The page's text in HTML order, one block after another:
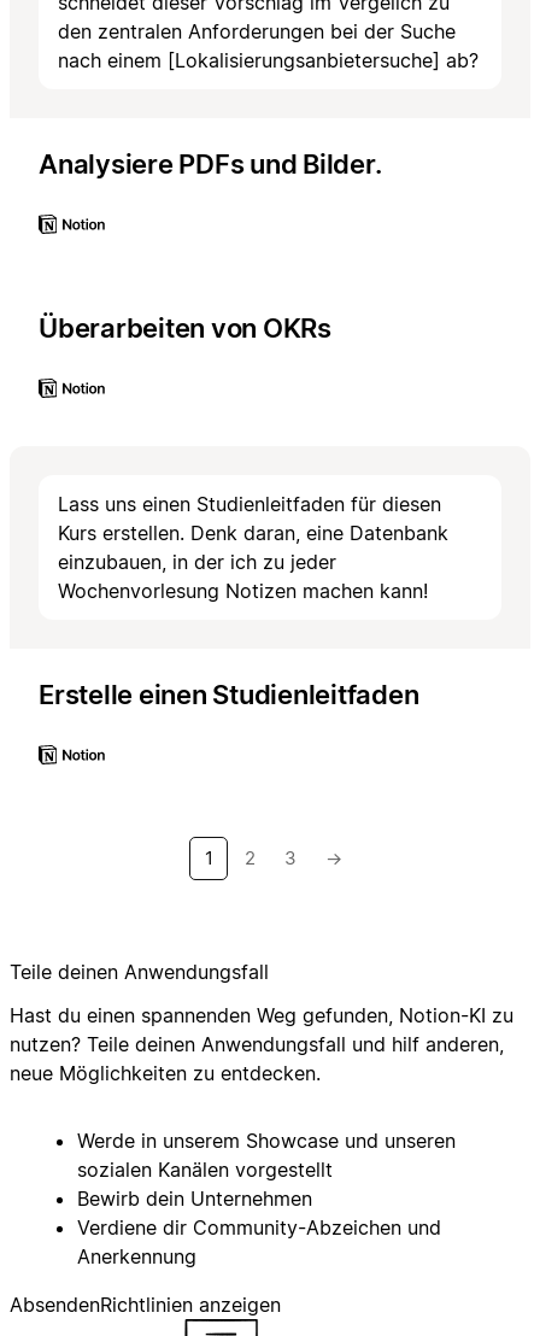
den zentralen Anforderungen bei der Suche
nach einem [Lokalisierungsanbietersuche] ab?
Analysiere PDFs und Bilder.
Überarbeiten von OKRs
Lass uns einen Studienleitfaden für diesen
Kurs erstellen. Denk daran, eine Datenbank
einzubauen, in der ich zu jeder
Wochenvorlesung Notizen machen kann!
Erstelle einen Studienleitfaden
1 2 3 →
Teile deinen Anwendungsfall
Hast du einen spannenden Weg gefunden, Notion-KI zu
nutzen? Teile deinen Anwendungsfall und hilf anderen,
neue Möglichkeiten zu entdecken.
Werde in unserem Showcase und unseren
sozialen Kanälen vorgestellt
Bewirb dein Unternehmen
Verdiene dir Community-Abzeichen und
Anerkennung
AbsendenRichtlinien anzeigen